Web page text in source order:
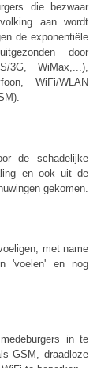
die bezwaar
aan wordt
de exponentiële
door
3G, WiMax,...),
WiFi/WLAN
de schadelijke
en ook uit de
gekomen.
met name
'voelen' en nog
in te
GSM, draadloze